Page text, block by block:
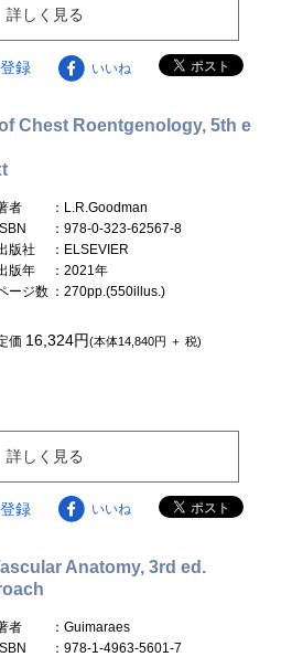
詳しく見る
録 いいね
Chest Roentgenology, 5th e
者
：L.R.Goodman
ISBN
：978-0-323-62567-8
版社
：ELSEVIER
版年
：2021年
ージ数 ：270pp.(550illus.)
価 16,324円(本体14,840円 ＋ 税)
詳しく見る
録 いいね
Anatomy, 3rd ed.
者
：Guimaraes
：978-1-4963-5601-7